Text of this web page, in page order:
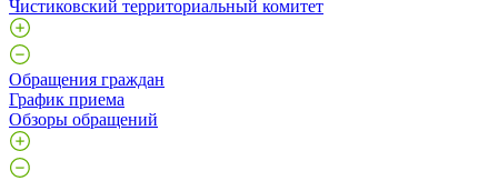
Чистиковский территориальный комитет
Обращения граждан
График приема
Обзоры обращений